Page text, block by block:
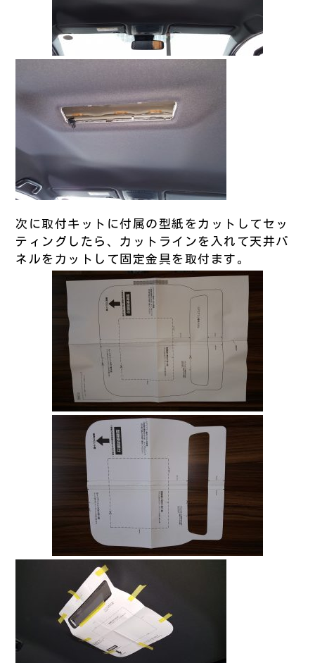
次に取付キットに付属の型紙をカットしてセッ
ティングしたら、カットラインを入れて天井パ
ネルをカットして固定金具を取付ます。